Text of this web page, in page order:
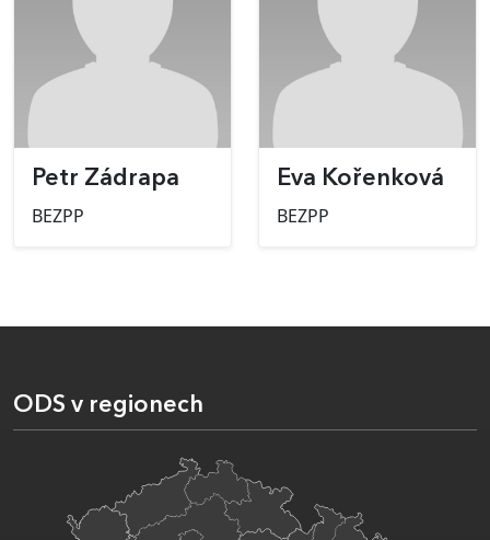
Petr Zádrapa
BEZPP
Eva Kořenková
BEZPP
ODS v regionech